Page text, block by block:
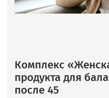
Комплекс
продукта для
после 45